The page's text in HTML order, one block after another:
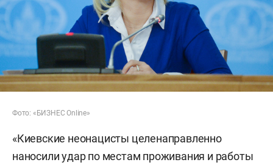
Фото: «БИЗНЕС Online»
«Киевские неонацисты целенаправленно
наносили удар по местам проживания и работы